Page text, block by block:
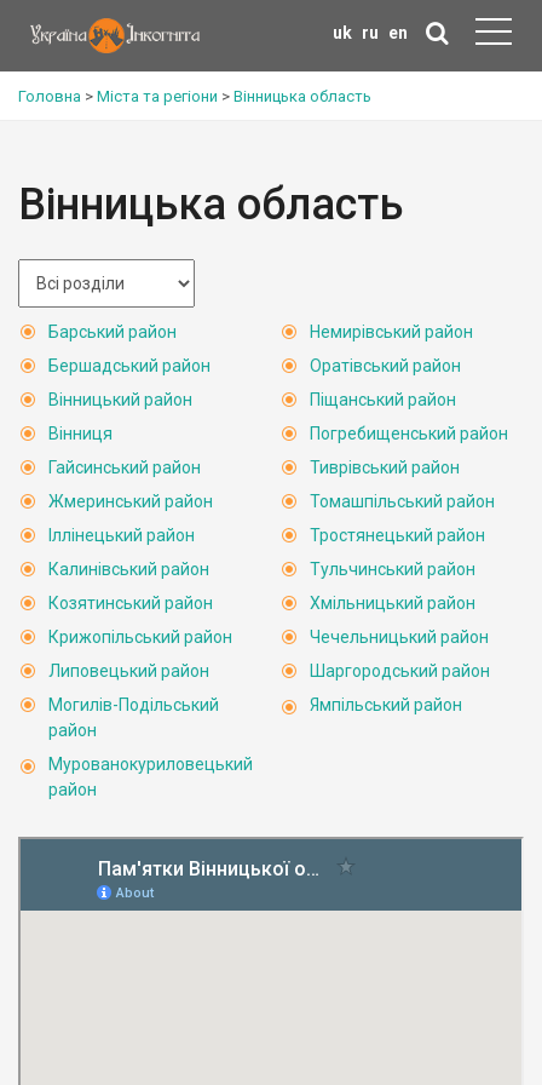
uk ru en
Головна > Міста та регіони > Вінницька область
Вінницька область
Барський район
Бершадський район
Вінницький район
Вінниця
Гайсинський район
Жмеринський район
Іллінецький район
Калинівський район
Козятинський район
Крижопільський район
Липовецький район
Могилів-Подільський
район
Мурованокуриловецький
район
Немирівський район
Оратівський район
Піщанський район
Погребищенський район
Тиврівський район
Томашпільський район
Тростянецький район
Тульчинський район
Хмільницький район
Чечельницький район
Шаргородський район
Ямпільський район